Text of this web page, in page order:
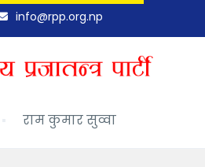
info@rpp.org.np
राम कुमार सुव्वा